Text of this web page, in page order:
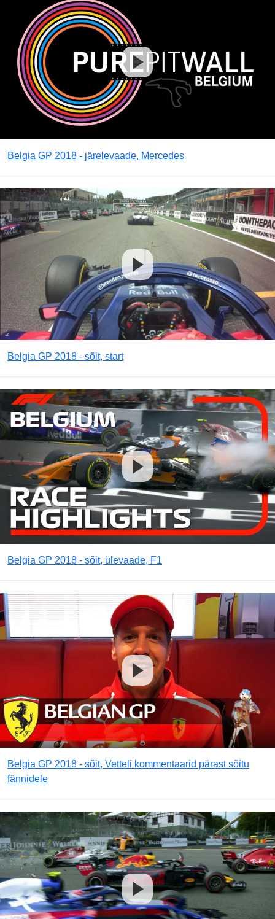
Belgia GP 2018 - järelevaade, Mercedes
Belgia GP 2018 - sõit, start
Belgia GP 2018 - sõit, ülevaade, F1
Belgia GP 2018 - sõit, Vetteli kommentaarid pärast sõitu
fännidele